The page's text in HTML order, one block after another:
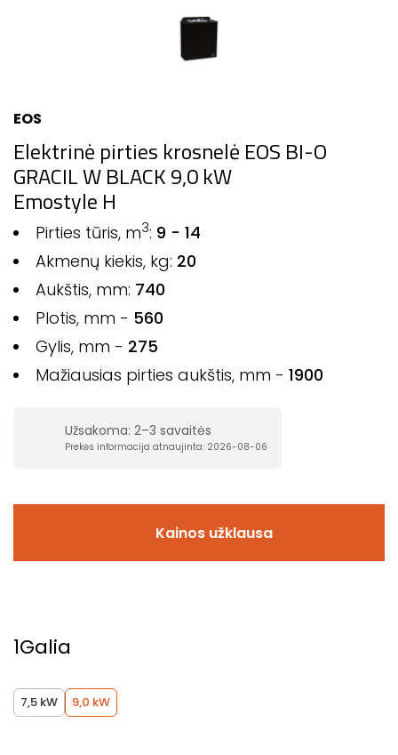
EOS
Elektrinė pirties krosnelė EOS BI-O
GRACIL W BLACK 9,0 kW
Emostyle H
Pirties tūris, m3: 9 - 14
Akmenų kiekis, kg: 20
Aukštis, mm: 740
Plotis, mm - 560
Gylis, mm - 275
Mažiausias pirties aukštis, mm - 1900
Užsakoma: 2–3 savaitės
Prekės informacija atnaujinta: 2026-08-06
Kainos užklausa
1Galia
7,5 kW 9,0 kW